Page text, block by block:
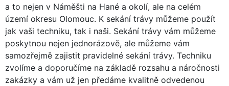
a to nejen v Náměšti na Hané a okolí, ale na celém
území okresu Olomouc. K sekání trávy můžeme použít
jak vaši techniku, tak i naši. Sekání trávy vám můžeme
poskytnou nejen jednorázově, ale můžeme vám
samozřejmě zajistit pravidelné sekání trávy. Techniku
zvolíme a doporučíme na základě rozsahu a náročnosti
zakázky a vám už jen předáme kvalitně odvedenou